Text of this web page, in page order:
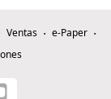
Ventas
e-Paper